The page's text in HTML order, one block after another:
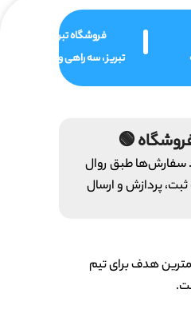
فروشگاه تبریز
تبریز ، سه راهی ولیعصر
🟢
سفارش‌ها طبق روال
پردازش و ارسال
هدف برای تیم